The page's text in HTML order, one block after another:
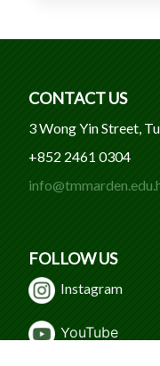
CONTACT US
3 Wong Yin Street,
+852 2461 0304
FOLLOW US
Instagram
YouTube